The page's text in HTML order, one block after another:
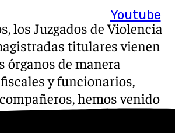
Youtube
los Juzgados de Violencia
titulares vienen
órganos de manera
y funcionarios,
hemos venido
respectivas funciones